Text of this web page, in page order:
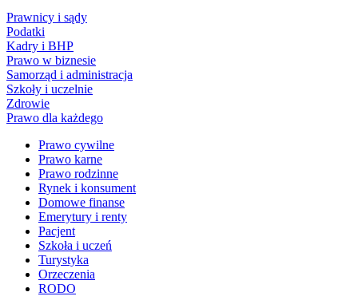
Prawnicy i sądy
Podatki
Kadry i BHP
Prawo w biznesie
Samorząd i administracja
Szkoły i uczelnie
Zdrowie
Prawo dla każdego
Prawo cywilne
Prawo karne
Prawo rodzinne
Rynek i konsument
Domowe finanse
Emerytury i renty
Pacjent
Szkoła i uczeń
Turystyka
Orzeczenia
RODO